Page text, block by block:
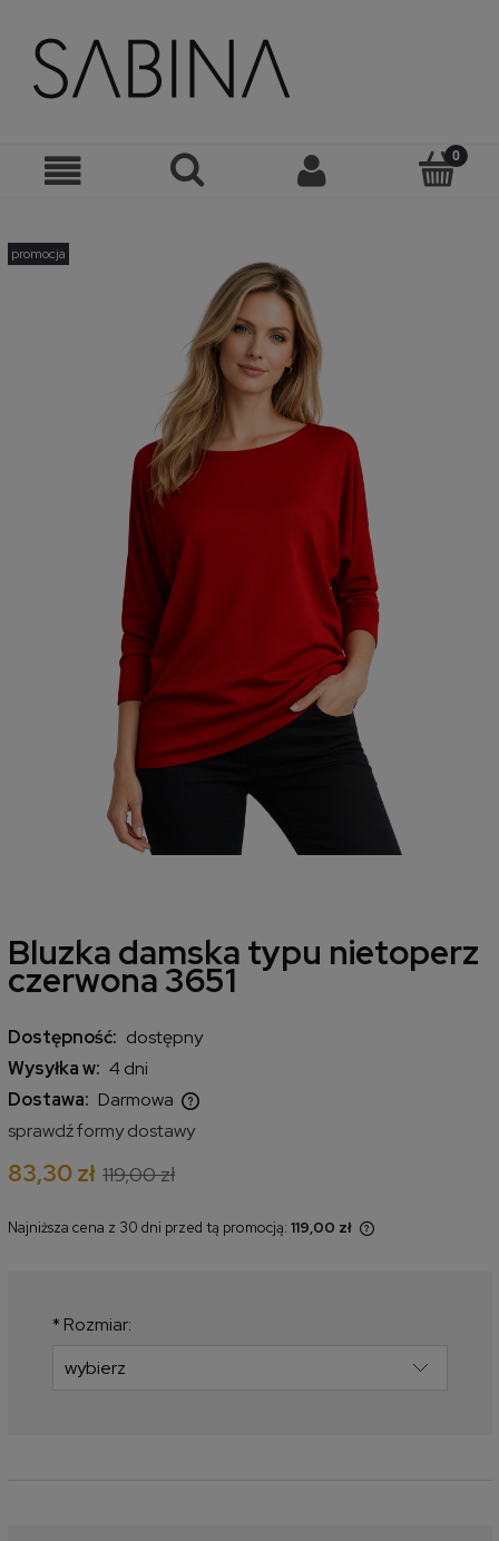
promocja
Bluzka damska typu nietoperz
czerwona 3651
Dostępność: dostępny
Wysyłka w: 4 dni
Dostawa: Darmowa
Cena nie zawiera ewentualnych kosztów płatności
sprawdź formy dostawy
83,30 zł 119,00 zł
Najniższa cena z 30 dni przed tą promocją: 119,00 zł
* Rozmiar: